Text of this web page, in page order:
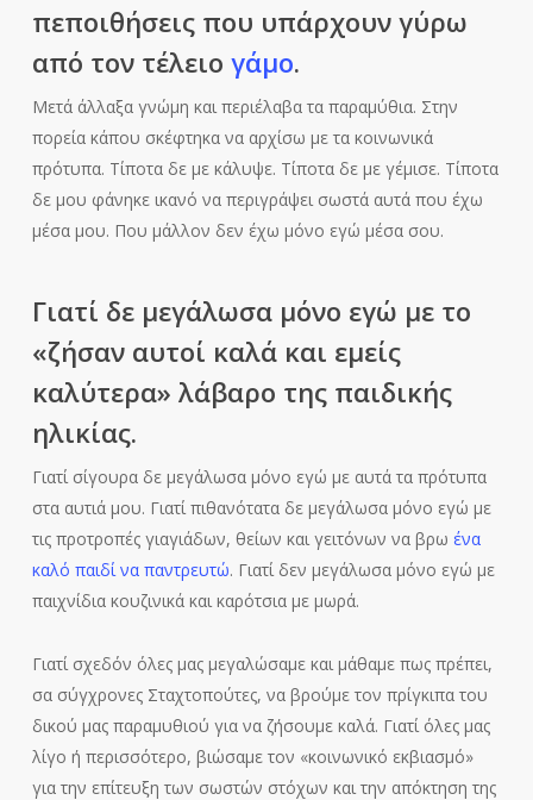
πεποιθήσεις που υπάρχουν γύρω
από τον τέλειο γάμο.
Μετά άλλαξα γνώμη και περιέλαβα τα παραμύθια. Στην
πορεία κάπου σκέφτηκα να αρχίσω με τα κοινωνικά
πρότυπα. Τίποτα δε με κάλυψε. Τίποτα δε με γέμισε. Τίποτα
δε μου φάνηκε ικανό να περιγράψει σωστά αυτά που έχω
μέσα μου. Που μάλλον δεν έχω μόνο εγώ μέσα σου.
Γιατί δε μεγάλωσα μόνο εγώ με το
«ζήσαν αυτοί καλά και εμείς
καλύτερα» λάβαρο της παιδικής
ηλικίας.
Γιατί σίγουρα δε μεγάλωσα μόνο εγώ με αυτά τα πρότυπα
στα αυτιά μου. Γιατί πιθανότατα δε μεγάλωσα μόνο εγώ με
τις προτροπές γιαγιάδων, θείων και γειτόνων να βρω ένα
καλό παιδί να παντρευτώ. Γιατί δεν μεγάλωσα μόνο εγώ με
παιχνίδια κουζινικά και καρότσια με μωρά.
Γιατί σχεδόν όλες μας μεγαλώσαμε και μάθαμε πως πρέπει,
σα σύγχρονες Σταχτοπούτες, να βρούμε τον πρίγκιπα του
δικού μας παραμυθιού για να ζήσουμε καλά. Γιατί όλες μας
λίγο ή περισσότερο, βιώσαμε τον «κοινωνικό εκβιασμό»
για την επίτευξη των σωστών στόχων και την απόκτηση της